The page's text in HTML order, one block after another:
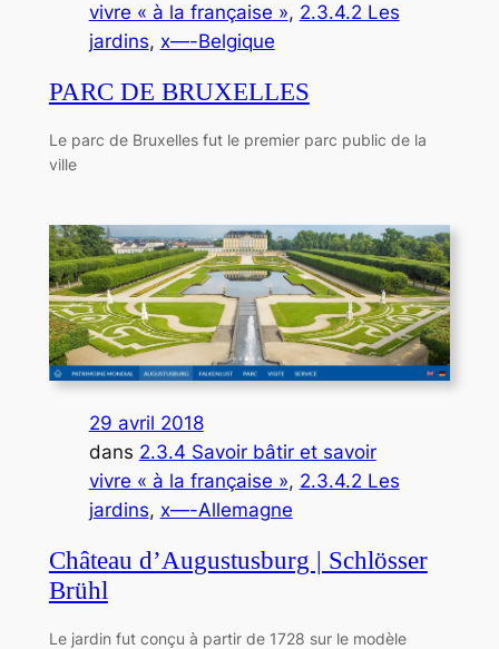
vivre « à la française », 2.3.4.2 Les
jardins, x—-Belgique
PARC DE BRUXELLES
Le parc de Bruxelles fut le premier parc public de la
ville
29 avril 2018
dans 2.3.4 Savoir bâtir et savoir
vivre « à la française », 2.3.4.2 Les
jardins, x—-Allemagne
Château d’Augustusburg | Schlösser
Brühl
Le jardin fut conçu à partir de 1728 sur le modèle